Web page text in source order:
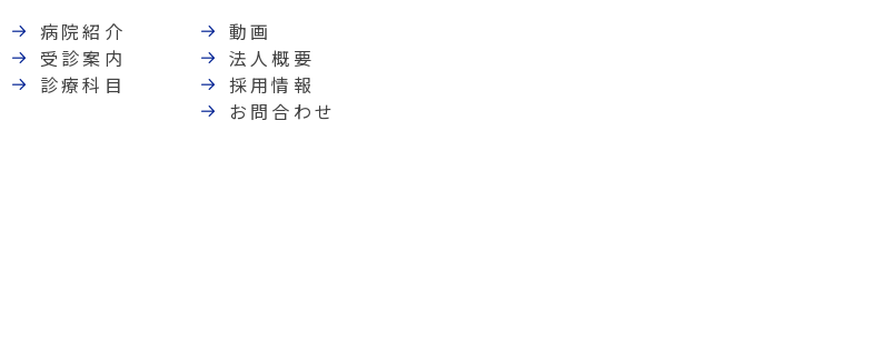
病院紹介
受診案内
診療科目
動画
法人概要
採用情報
お問合わせ